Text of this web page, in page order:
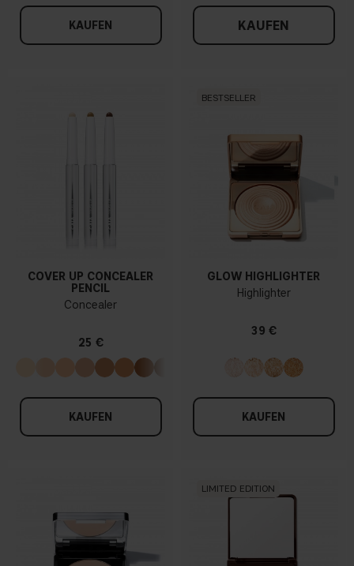
KAUFEN KAUFEN
COVER UP CONCEALER
PENCIL
Concealer
25 €
KAUFEN
BESTSELLER
GLOW HIGHLIGHTER
Highlighter
39 €
KAUFEN
LIMITED EDITION